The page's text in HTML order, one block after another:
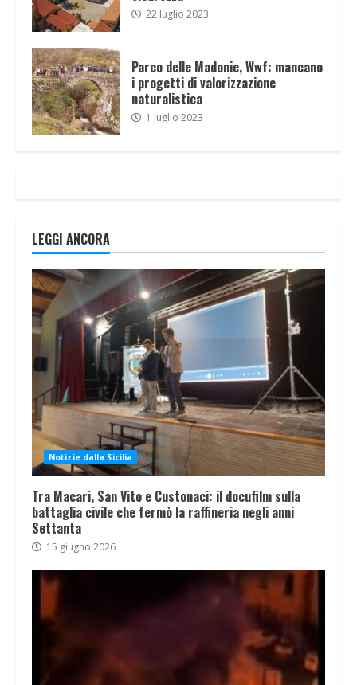
22 luglio 2023
Parco delle Madonie, Wwf: mancano
i progetti di valorizzazione
naturalistica
1 luglio 2023
LEGGI ANCORA
Notizie dalla Sicilia
Tra Macari, San Vito e Custonaci: il docufilm sulla
battaglia civile che fermò la raffineria negli anni
Settanta
15 giugno 2026